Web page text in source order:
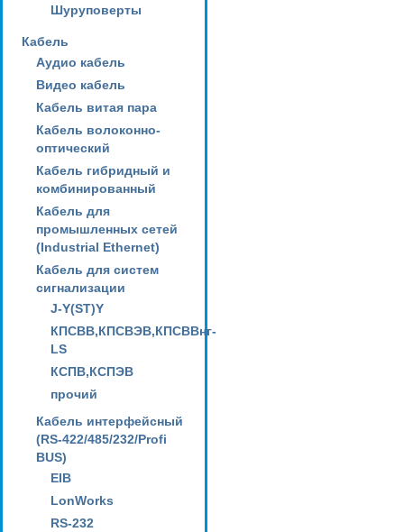
Шуруповерты
Кабель
Аудио кабель
Видео кабель
Кабель витая пара
Кабель волоконно-
оптический
Кабель гибридный и
комбинированный
Кабель для
промышленных сетей
(Industrial Ethernet)
Кабель для систем
сигнализации
J-Y(ST)Y
КПСВВ,КПСВЭВ,КПСВВнг-
LS
КСПВ,КСПЭВ
прочий
Кабель интерфейсный
(RS-422/485/232/Profi
BUS)
EIB
LonWorks
RS-232